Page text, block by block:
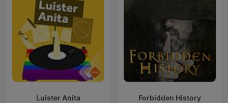
Luister Anita Forbidden History